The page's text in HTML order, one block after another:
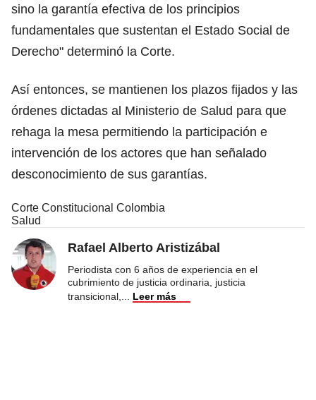
sino la garantía efectiva de los principios
fundamentales que sustentan el Estado Social de
Derecho" determinó la Corte.
Así entonces, se mantienen los plazos fijados y las
órdenes dictadas al Ministerio de Salud para que
rehaga la mesa permitiendo la participación e
intervención de los actores que han señalado
desconocimiento de sus garantías.
Corte Constitucional Colombia
Salud
Rafael Alberto Aristizábal
Periodista con 6 años de experiencia en el
cubrimiento de justicia ordinaria, justicia
transicional,
Leer más